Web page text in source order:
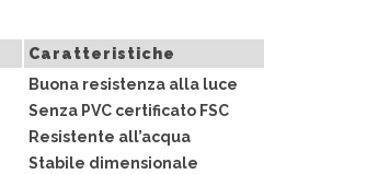
Caratteristiche
Buona resistenza alla luce
Senza PVC certificato FSC
Resistente all’acqua
Stabile dimensionale